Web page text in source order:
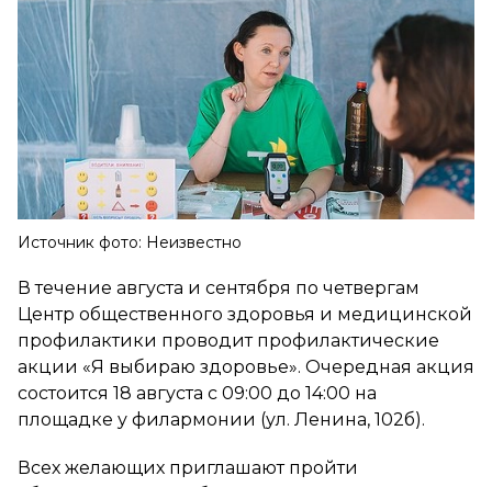
Источник фото: Неизвестно
В течение августа и сентября по четвергам
Центр общественного здоровья и медицинской
профилактики проводит профилактические
акции «Я выбираю здоровье». Очередная акция
состоится 18 августа с 09:00 до 14:00 на
площадке у филармонии (ул. Ленина, 102б).
Всех желающих приглашают пройти